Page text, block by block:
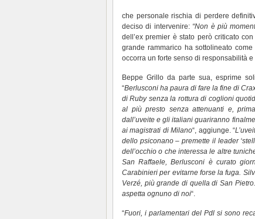
che personale rischia di perdere
deciso di intervenire: “Non è più
dell’ex premier è stato però criticato
grande rammarico ha sottolineato
occorra un forte senso di responsabilità
Beppe Grillo da parte sua, esprime
“Berlusconi ha paura di fare la fine di
di Ruby senza la rottura di coglioni
al più presto senza attenuanti e,
dall’uveite e gli italiani guariranno
ai magistrati di Milano“, aggiunge. “
dello psiconano – premette il leader
dell’occhio o che interessa le altre
San Raffaele, Berlusconi è curato
Carabinieri per evitarne forse la fuga.
Verzé, più grande di quella di San
aspetta ognuno di noi“.
“Fuori, i parlamentari del Pdl si sono